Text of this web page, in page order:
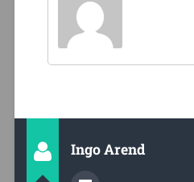
Ingo Arend